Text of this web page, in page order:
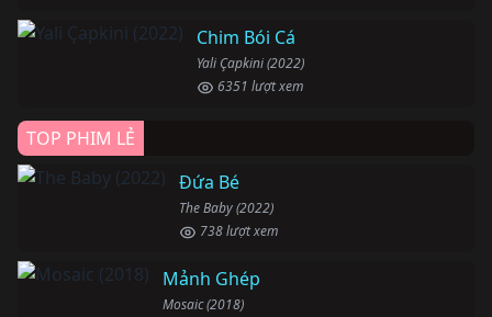
Chim Bói Cá
Yali Çapkini (2022)
6351 lượt xem
TOP PHIM LẺ
Đứa Bé
The Baby (2022)
738 lượt xem
Mảnh Ghép
Mosaic (2018)